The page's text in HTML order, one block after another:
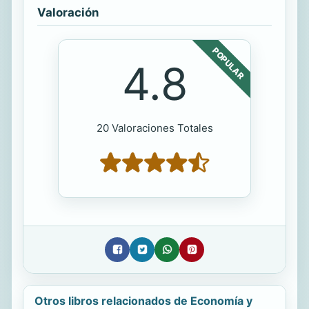
Valoración
POPULAR
4.8
20 Valoraciones Totales
Otros libros relacionados de Economía y